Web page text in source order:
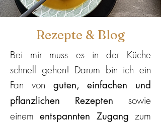
Rezepte & Blog
Bei mir muss es in der Küche
schnell gehen! Darum bin ich ein
Fan von guten, einfachen und
pflanzlichen Rezepten sowie
einementspannten Zugang zum